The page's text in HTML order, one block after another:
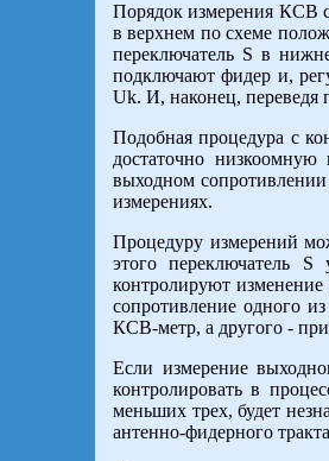
Порядок измерения КСВ
в верхнем по схеме
переключатель S в
подключают фидер и,
Uk. И, наконец, переведя
Подобная процедура с
достаточно
выходном
измерениях.
Процедуру измерений
этого переключатель
контролируют
сопротивление одного
КСВ-метр, а другого -
Если измерение
контролировать в
меньших трех, будет
антенно-фидерного